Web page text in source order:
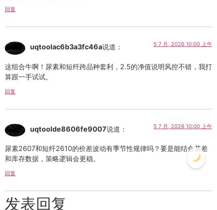
回复
uqtoolac6b3a3fc46a说道： 5 7 月, 2026 10:00 上午
这组合牛啊！尿素和短纤跨品种套利，2.5的净值说明风控不错，我打
算跟一手试试。
回复
uqtoolde8606fe9007说道： 5 7 月, 2026 10:00 上午
尿素2607和短纤2610的价差波动有季节性规律吗？要是能结合基差
和库存数据，策略逻辑会更稳。
回复
发表回复